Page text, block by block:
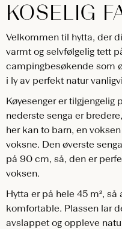
KOSELIG
Velkommen til hytta, der
varmt og selvfølgelig tett
campingbesøkende som
i ly av perfekt natur
Køyesenger er tilgjengelig
nederste senga er
her kan to barn, en
voksne. Den øverste
på 90 cm, så, den er
voksen.
Hytta er på hele 45 m²,
komfortable. Plassen lar
avslappet og oppleve